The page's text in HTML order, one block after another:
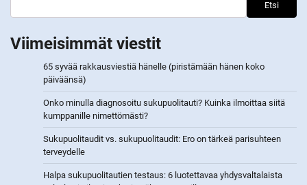
Etsi
Viimeisimmät viestit
65 syvää rakkausviestiä hänelle (piristämään hänen koko
päiväänsä)
Onko minulla diagnosoitu sukupuolitauti? Kuinka ilmoittaa siitä
kumppanille nimettömästi?
Sukupuolitaudit vs. sukupuolitaudit: Ero on tärkeä parisuhteen
terveydelle
Halpa sukupuolitautien testaus: 6 luotettavaa yhdysvaltalaista